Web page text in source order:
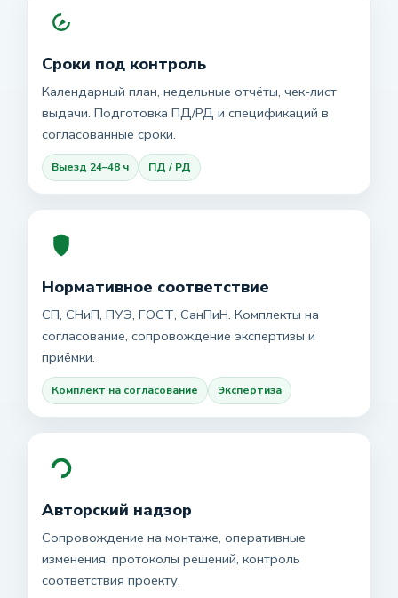
Сроки под контроль
Календарный план, недельные отчёты, чек-лист
выдачи. Подготовка ПД/РД и спецификаций в
согласованные сроки.
Выезд 24–48 ч ПД / РД
Нормативное соответствие
СП, СНиП, ПУЭ, ГОСТ, СанПиН. Комплекты на
согласование, сопровождение экспертизы и
приёмки.
Комплект на согласование Экспертиза
Авторский надзор
Сопровождение на монтаже, оперативные
изменения, протоколы решений, контроль
соответствия проекту.